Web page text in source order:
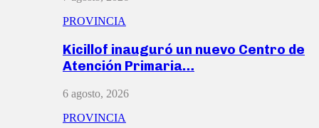
PROVINCIA
Kicillof inauguró un nuevo Centro de
Atención Primaria…
6 agosto, 2026
PROVINCIA